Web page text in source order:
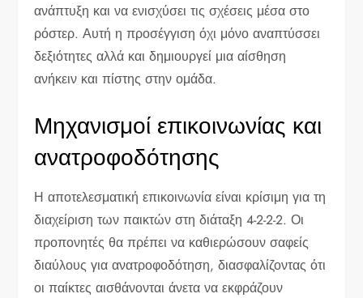
ανάπτυξη και να ενισχύσει τις σχέσεις μέσα στο
ρόστερ. Αυτή η προσέγγιση όχι μόνο αναπτύσσει
δεξιότητες αλλά και δημιουργεί μια αίσθηση
ανήκειν και πίστης στην ομάδα.
Μηχανισμοί επικοινωνίας και
ανατροφοδότησης
Η αποτελεσματική επικοινωνία είναι κρίσιμη για τη
διαχείριση των παικτών στη διάταξη 4-2-2-2. Οι
προπονητές θα πρέπει να καθιερώσουν σαφείς
διαύλους για ανατροφοδότηση, διασφαλίζοντας ότι
οι παίκτες αισθάνονται άνετα να εκφράζουν